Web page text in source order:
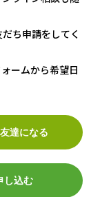
だち申請をしてく
ームから希望日
達になる
し込む